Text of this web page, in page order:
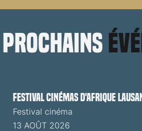
prochains
Festival cinémas d'Afrique
Festival cinéma
13 AOÛT 2026